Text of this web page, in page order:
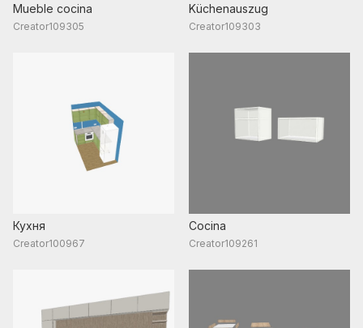
Mueble cocina
Creator109305
Küchenauszug
Creator109303
Кухня
Creator100967
Cocina
Creator109261